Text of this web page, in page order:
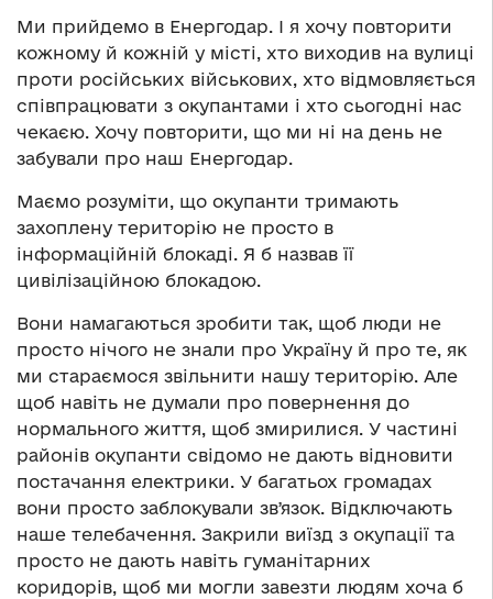
Ми прийдемо в Енергодар. І я хочу повторити
кожному й кожній у місті, хто виходив на вулиці
проти російських військових, хто відмовляється
співпрацювати з окупантами і хто сьогодні нас
чекаєю. Хочу повторити, що ми ні на день не
забували про наш Енергодар.
Маємо розуміти, що окупанти тримають
захоплену територію не просто в
інформаційній блокаді. Я б назвав її
цивілізаційною блокадою.
Вони намагаються зробити так, щоб люди не
просто нічого не знали про Україну й про те, як
ми стараємося звільнити нашу територію. Але
щоб навіть не думали про повернення до
нормального життя, щоб змирилися. У частині
районів окупанти свідомо не дають відновити
постачання електрики. У багатьох громадах
вони просто заблокували звʼязок. Відключають
наше телебачення. Закрили виїзд з окупації та
просто не дають навіть гуманітарних
коридорів, щоб ми могли завезти людям хоча б